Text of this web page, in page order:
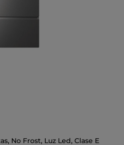
No Frost, Luz Led, Clase E